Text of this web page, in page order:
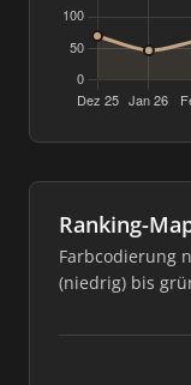
Ranking-
Farbcodierung
(niedrig) bis